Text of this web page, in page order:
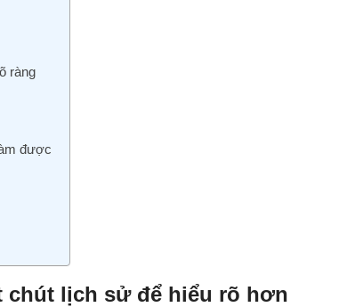
ràng
được
chút lịch sử để hiểu rõ hơn